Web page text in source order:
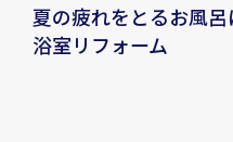
夏の疲れをとるお風
浴室リフォーム